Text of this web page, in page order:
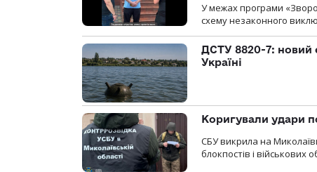
У межах програми
схему незаконного
ДСТУ 8820-7: новий
Україні
Коригували удари
СБУ викрила на
блокпостів і військових